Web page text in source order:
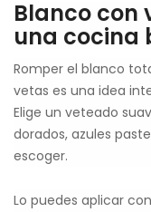
Blanco con
una cocina
Romper el blanco
vetas es una idea
Elige un veteado
dorados, azules
escoger.
Lo puedes aplicar